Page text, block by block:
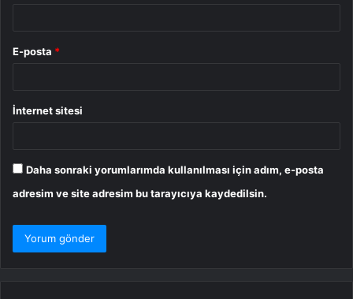
E-posta *
İnternet sitesi
Daha sonraki yorumlarımda kullanılması için adım, e-posta
adresim ve site adresim bu tarayıcıya kaydedilsin.